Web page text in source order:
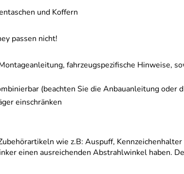
und Koffern
passen nicht!
fahrzeugspezifische Hinweise,
(beachten Sie die Anbauanleitung
einschränken
wie z.B: Auspuff,
einen ausreichenden Abstrahlwinkel haben.